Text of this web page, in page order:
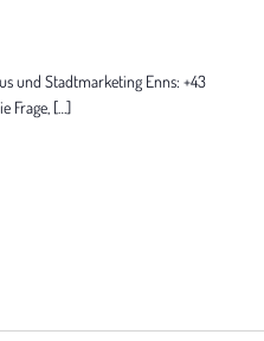
und Stadtmarketing Enns: +43
Frage, […]